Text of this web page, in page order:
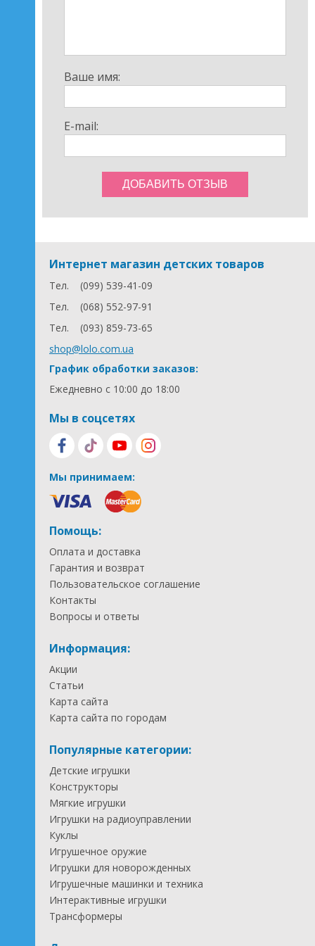
Ваше имя:
E-mail:
Интернет магазин детских товаров
Тел.
(099) 539-41-09
Тел.
(068) 552-97-91
Тел.
(093) 859-73-65
shop@lolo.com.ua
График обработки заказов:
Ежедневно с 10:00 до 18:00
Мы в соцсетях
Мы принимаем:
Помощь:
Оплата и доставка
Гарантия и возврат
Пользовательское соглашение
Контакты
Вопросы и ответы
Информация:
Акции
Статьи
Карта сайта
Карта сайта по городам
Популярные категории:
Детские игрушки
Конструкторы
Мягкие игрушки
Игрушки на радиоуправлении
Куклы
Игрушечное оружие
Игрушки для новорожденных
Игрушечные машинки и техника
Интерактивные игрушки
Трансформеры